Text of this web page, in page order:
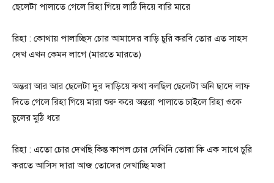
ছেলেটা পালাতে গেলে রিহা গিয়ে লাঠি দিয়ে বারি মারে
রিহা : কোথায় পালাচ্ছিস চোর আমাদের বাড়ি চুরি করবি তোর এত সাহস
দেখ এখন কেমন লাগে (মারতে মারতে)
অন্তরা আর আর ছেলেটা দুর দাড়িয়ে কথা বলছিল ছেলেটা অনি ছাদে লাফ
দিতে গেলে রিহা গিয়ে মারা শুরু করে অন্তরা পালাতে চাইলে রিহা ওকে
চুলের মুঠি ধরে
রিহা : এতো চোর দেখছি কিন্ত কাপল চোর দেখিনি তোরা কি এক সাথে চুরি
করতে আসিস দারা আজ তোদের দেখাচ্ছি মজা